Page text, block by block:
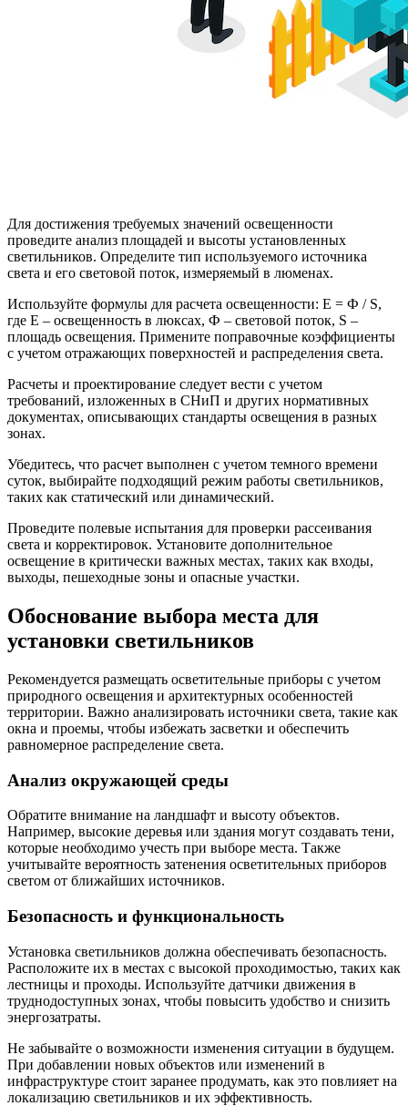
Для достижения требуемых значений освещенности
проведите анализ площадей и высоты установленных
светильников. Определите тип используемого источника
света и его световой поток, измеряемый в люменах.
Используйте формулы для расчета освещенности: Е = Ф / S,
где Е – освещенность в люксах, Ф – световой поток, S –
площадь освещения. Примените поправочные коэффициенты
с учетом отражающих поверхностей и распределения света.
Расчеты и проектирование следует вести с учетом
требований, изложенных в СНиП и других нормативных
документах, описывающих стандарты освещения в разных
зонах.
Убедитесь, что расчет выполнен с учетом темного времени
суток, выбирайте подходящий режим работы светильников,
таких как статический или динамический.
Проведите полевые испытания для проверки рассеивания
света и корректировок. Установите дополнительное
освещение в критически важных местах, таких как входы,
выходы, пешеходные зоны и опасные участки.
Обоснование выбора места для
установки светильников
Рекомендуется размещать осветительные приборы с учетом
природного освещения и архитектурных особенностей
территории. Важно анализировать источники света, такие как
окна и проемы, чтобы избежать засветки и обеспечить
равномерное распределение света.
Анализ окружающей среды
Обратите внимание на ландшафт и высоту объектов.
Например, высокие деревья или здания могут создавать тени,
которые необходимо учесть при выборе места. Также
учитывайте вероятность затенения осветительных приборов
светом от ближайших источников.
Безопасность и функциональность
Установка светильников должна обеспечивать безопасность.
Расположите их в местах с высокой проходимостью, таких как
лестницы и проходы. Используйте датчики движения в
труднодоступных зонах, чтобы повысить удобство и снизить
энергозатраты.
Не забывайте о возможности изменения ситуации в будущем.
При добавлении новых объектов или изменений в
инфраструктуре стоит заранее продумать, как это повлияет на
локализацию светильников и их эффективность.